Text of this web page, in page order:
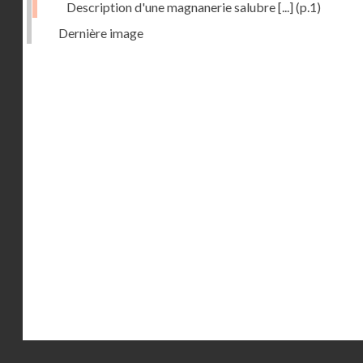
Description d'une magnanerie salubre [...](p.1)
Dernière image